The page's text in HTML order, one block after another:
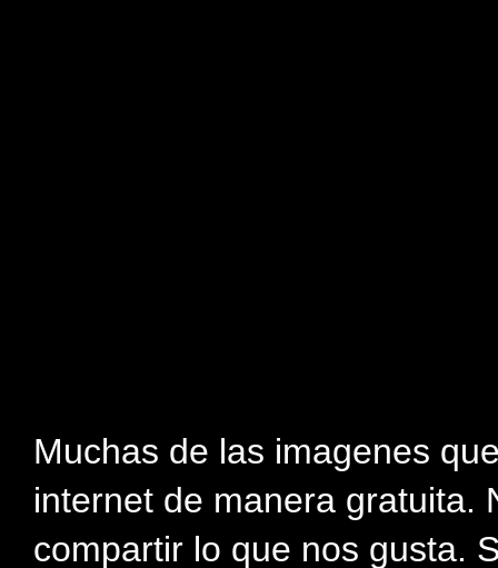
Muchas de las imagenes
internet de manera gratuita.
compartir lo que nos gusta.